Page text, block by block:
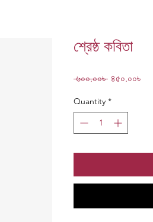
শ্রেষ্ঠ কবিতা
৬০০.০০৳ Regular
৪৫০.০০৳Sale
Quantity *